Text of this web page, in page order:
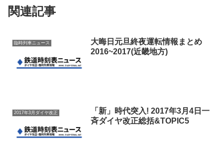
関連記事
臨時列車ニュース
大晦日元旦終夜運転情報まとめ
2016~2017(近畿地方)
2017年3月ダイヤ改正
「新」時代突入! 2017年3月4日一
斉ダイヤ改正総括&TOPIC5